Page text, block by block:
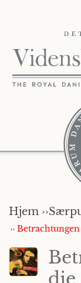
Hjem ››
››
die